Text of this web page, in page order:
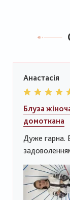
Анастасія
Блуза
домоткана
Дуже гарна.